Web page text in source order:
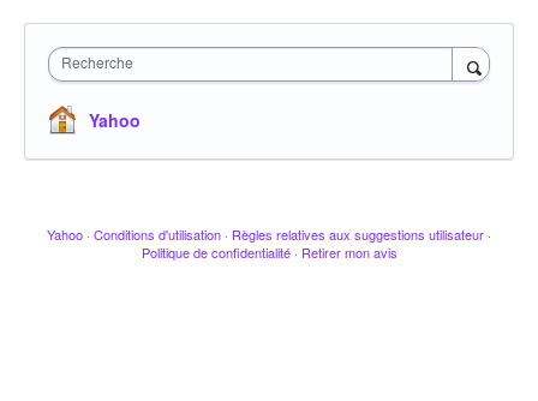
Recherche
Yahoo
Yahoo · Conditions d'utilisation · Règles relatives aux suggestions utilisateur ·
Politique de confidentialité · Retirer mon avis